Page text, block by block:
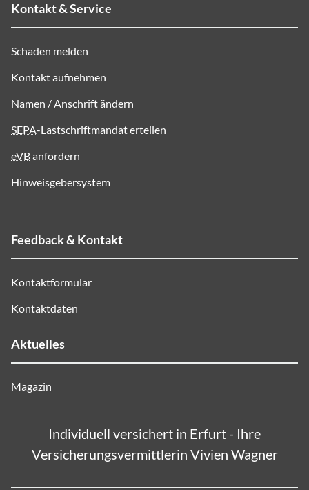
Kontakt & Service
Schaden melden
Kontakt aufnehmen
Namen / Anschrift ändern
SEPA-Lastschriftmandat erteilen
eVBanfordern
Hinweisgebersystem
Feedback & Kontakt
Kontaktformular
Kontaktdaten
Aktuelles
Magazin
Individuell versichert in Erfurt - Ihre
Versicherungsvermittlerin Vivien Wagner